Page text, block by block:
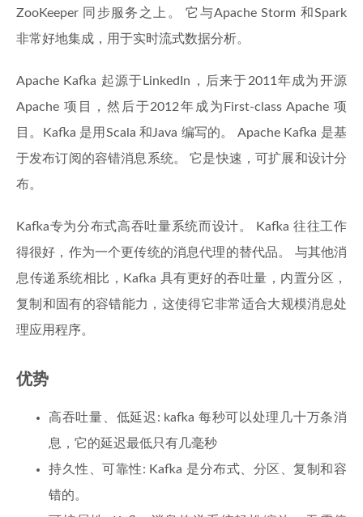
ZooKeeper 同步服务之上。 它与Apache Storm 和Spark
非常好地集成，用于实时流式数据分析。
Apache Kafka 起源于LinkedIn，后来于2011年成为开源
Apache 项目，然后于2012年成为First-class Apache 项
目。Kafka 是用Scala 和Java 编写的。 Apache Kafka 是基
于发布订阅的容错消息系统。 它是快速，可扩展和设计分
布。
Kafka专为分布式高吞吐量系统而设计。 Kafka 往往工作
得很好，作为一个更传统的消息代理的替代品。 与其他消
息传递系统相比，Kafka 具有更好的吞吐量，内置分区，
复制和固有的容错能力，这使得它非常适合大规模消息处
理应用程序。
优势
高吞吐量、低延迟: kafka 每秒可以处理几十万条消
息，它的延迟最低只有几毫秒
持久性、可靠性: Kafka 是分布式、分区、复制和容
错的。